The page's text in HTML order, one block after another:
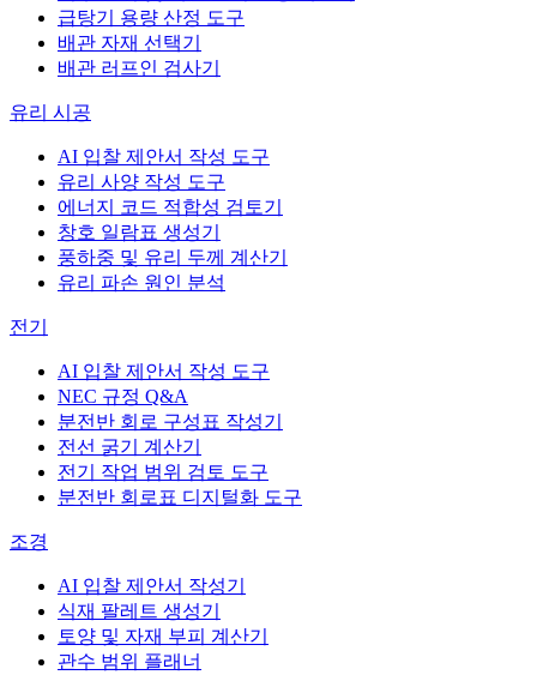
급탕기 용량 산정 도구
배관 자재 선택기
배관 러프인 검사기
유리 시공
AI 입찰 제안서 작성 도구
유리 사양 작성 도구
에너지 코드 적합성 검토기
창호 일람표 생성기
풍하중 및 유리 두께 계산기
유리 파손 원인 분석
전기
AI 입찰 제안서 작성 도구
NEC 규정 Q&A
분전반 회로 구성표 작성기
전선 굵기 계산기
전기 작업 범위 검토 도구
분전반 회로표 디지털화 도구
조경
AI 입찰 제안서 작성기
식재 팔레트 생성기
토양 및 자재 부피 계산기
관수 범위 플래너